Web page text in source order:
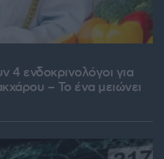
4 ενδοκρινολόγοι για
– Το ένα μειώνει